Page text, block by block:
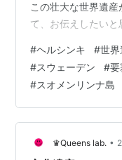
この壮大な世界遺
て、お伝えしたいと
観光 ３．お店や博
（Pikku Musta）へ
クルージング スオ
置しており、マー
フェリーには２種
（HSL）のと、もう
#ヘルシンキ #世
#スウェーデン #要
#スオメンリンナ島
♛Queens lab. •